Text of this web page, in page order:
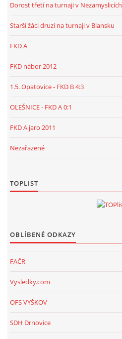
Dorost třetí na turnaji v Nezamyslicích
Starší žáci druzí na turnaji v Blansku
FKD A
FKD nábor 2012
1.5. Opatovice - FKD B 4:3
OLEŠNICE - FKD A 0:1
FKD A jaro 2011
Nezařazené
TOPLIST
OBLÍBENÉ ODKAZY
FAČR
Vysledky.com
OFS VYŠKOV
SDH Drnovice